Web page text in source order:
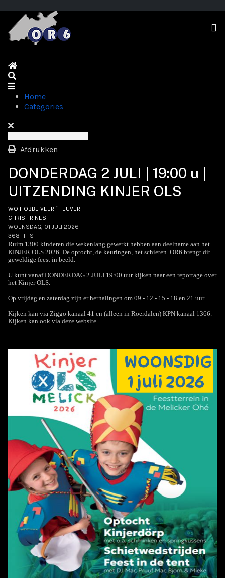
Home
Home
Categories
Afdrukken
DONDERDAG 2 JULI | 19:00 u |
UITZENDING KINJER OLS
WO HÖBBE VEER ´T EUVER
CHRIS TRINES
WOENSDAG, 01 JULI 2026
368 HITS
Ruim 1300 kinderen die wekenlang gewerkt hebben aan deelname aan het
KINJER OLS 2026. De optocht, de keuringen, het schieten. OR6 brengt dit
geweldige feest in beeld.
U kunt vanaf DONDERDAG 2 JULI 19:00 uur kijken naar een reportage over
het Kinjer OLS.
Op vrijdag en zaterdag zijn er herhalingen om 09 - 12 - 15 - 18 en 21 uur.
Kijken kan via Ziggo kanaal 41 en (alleen in Roerdalen) KPN kanaal 1366.
Kijken kan ook via deze website.